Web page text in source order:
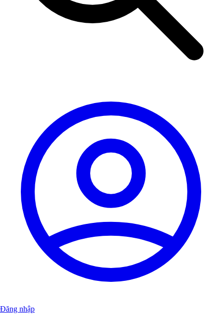
Đăng nhập